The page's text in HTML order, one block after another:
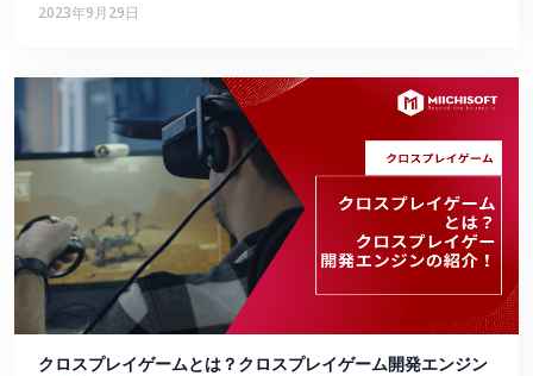
2023年9月29日
クロスプレイゲームとは？クロスプレイゲーム開発エンジン